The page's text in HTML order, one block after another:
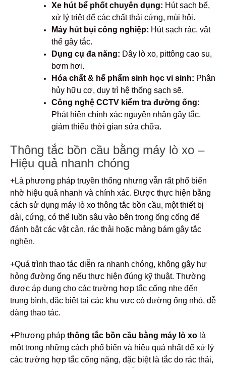
Xe hút bể phốt chuyên dụng: Hút sạch bể,
xử lý triệt để các chất thải cứng, mùi hôi.
Máy hút bụi công nghiệp: Hút sạch rác, vật
thể gây tắc.
Dụng cụ đa năng: Dây lò xo, pittông cao su,
bơm hơi.
Hóa chất & hế phẩm sinh học vi sinh: Phân
hủy hữu cơ, duy trì hệ thống sạch sẽ.
Công nghệ CCTV kiểm tra đường ống:
Phát hiện chính xác nguyên nhân gây tắc,
giảm thiểu thời gian sửa chữa.
Thông tắc bồn cầu bằng máy lò xo –
Hiệu quả nhanh chóng
+Là phương pháp truyền thống nhưng vẫn rất phổ biến
nhờ hiệu quả nhanh và chính xác. Được thực hiện bằng
cách sử dụng máy lò xo thông tắc bồn cầu, một thiết bị
dài, cứng, có thể luồn sâu vào bên trong ống cống để
đánh bật các vật cản, rác thải hoặc mảng bám gây tắc
nghẽn.
+Quá trình thao tác diễn ra nhanh chóng, không gây hư
hỏng đường ống nếu thực hiện đúng kỹ thuật. Thường
được áp dụng cho các trường hợp tắc cống nhẹ đến
trung bình, đặc biệt tại các khu vực có đường ống nhỏ, dễ
dàng thao tác.
+Phương pháp thông tắc bồn cầu bằng máy lò xo là
một trong những cách phổ biến và hiệu quả nhất để xử lý
các trường hợp tắc cống nặng, đặc biệt là tắc do rác thải,